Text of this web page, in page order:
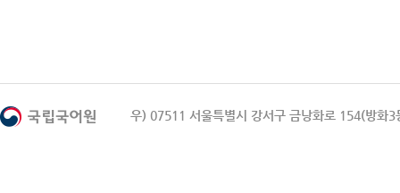
우) 07511 서울특별시 강서구 금낭화로 154(방화3